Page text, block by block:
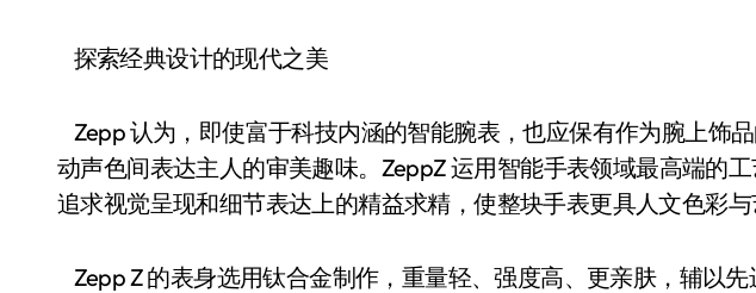
探索经典设计的现代之美
Zepp 认为，即使富于科技内涵的智能腕表，也应保有作为腕上饰
动声色间表达主人的审美趣味。ZeppZ 运用智能手表领域最高端的
追求视觉呈现和细节表达上的精益求精，使整块手表更具人文色彩与
Zepp Z 的表身选用钛合金制作，重量轻、强度高、更亲肤，辅以